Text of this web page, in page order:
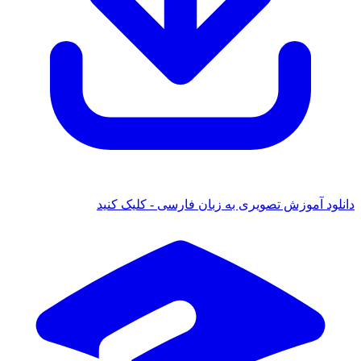
آموزش تصویری به زبان فارسی - کلیک کنید